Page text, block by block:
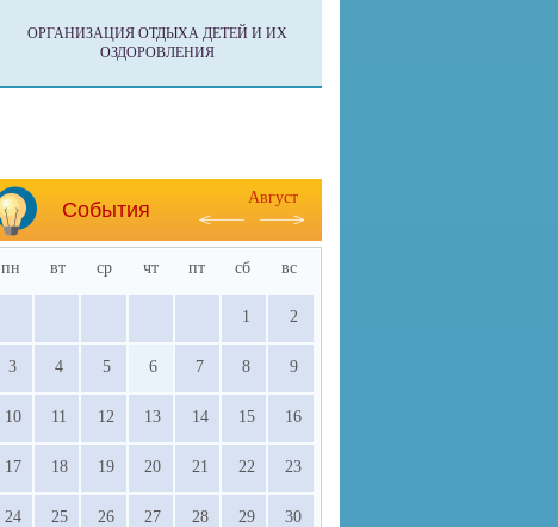
ОРГАНИЗАЦИЯ ОТДЫХА ДЕТЕЙ И ИХ
ОЗДОРОВЛЕНИЯ
События
Август
пн вт ср чт пт сб вс
1 2
3 4 5 6 7 8 9
10 11 12 13 14 15 16
17 18 19 20 21 22 23
24 25 26 27 28 29 30